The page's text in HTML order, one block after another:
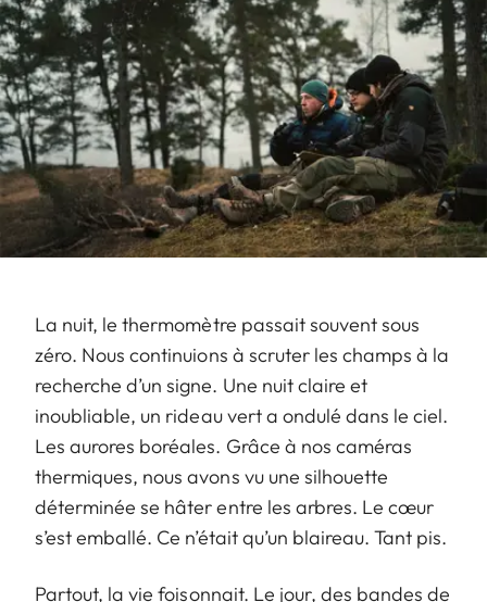
La nuit, le thermomètre passait souvent sous
zéro. Nous continuions à scruter les champs à la
recherche d’un signe. Une nuit claire et
inoubliable, un rideau vert a ondulé dans le ciel.
Les aurores boréales. Grâce à nos caméras
thermiques, nous avons vu une silhouette
déterminée se hâter entre les arbres. Le cœur
s’est emballé. Ce n’était qu’un blaireau. Tant pis.
Partout, la vie foisonnait. Le jour, des bandes de